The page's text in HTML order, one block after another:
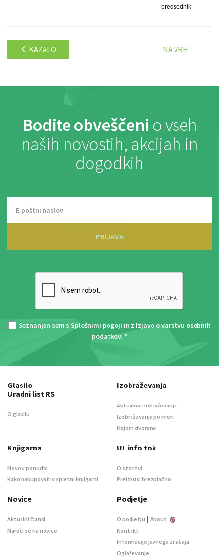
predsednik
KAZALO NA VRH
Bodite obveščeni o vseh
naših novostih, akcijah in
dogodkih
PRIJAVA
Seznanjen sem s Splošnimi pogoji in z Izjavo o varstvu osebnih
podatkov. *
Glasilo
Uradni list RS
O glasilu
Izobraževanja
Aktualna izobraževanja
Izobraževanja po meri
Najem dvorane
Knjigarna
Novo v ponudbi
Kako nakupovati v spletni knjigarni
UL info tok
O storitvi
Preizkusi brezplačno
Novice
Aktualni članki
Naroči se na novice
Podjetje
O podjetju | About
Kontakt
Informacije javnega značaja
Oglaševanje